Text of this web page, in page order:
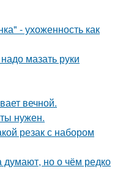
- ухоженность как
мазать руки
вечной.
нужен.
резак с набором
думают, но о чём редко